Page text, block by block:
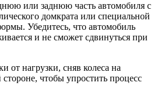
или заднюю часть автомобиля с
домкрата или специальной
Убедитесь, что автомобиль
и не сможет сдвинуться при
от нагрузки, сняв колеса на
чтобы упростить процесс